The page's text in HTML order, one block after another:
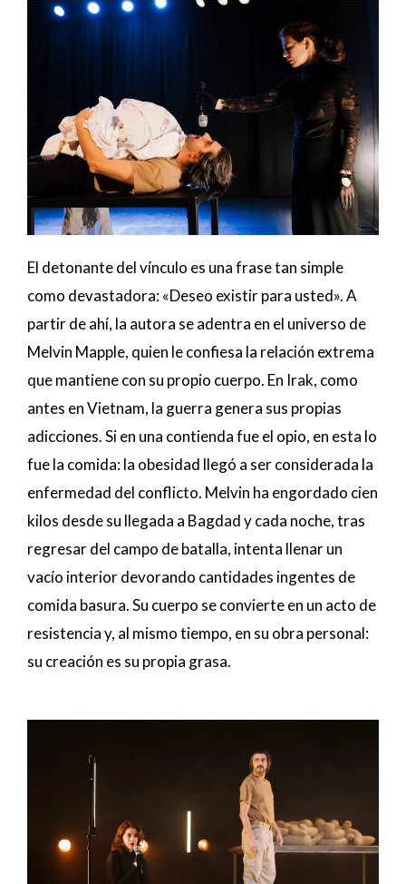
El detonante del vínculo es una frase tan simple
como devastadora: «Deseo existir para usted». A
partir de ahí, la autora se adentra en el universo de
Melvin Mapple, quien le confiesa la relación extrema
que mantiene con su propio cuerpo. En Irak, como
antes en Vietnam, la guerra genera sus propias
adicciones. Si en una contienda fue el opio, en esta lo
fue la comida: la obesidad llegó a ser considerada la
enfermedad del conflicto. Melvin ha engordado cien
kilos desde su llegada a Bagdad y cada noche, tras
regresar del campo de batalla, intenta llenar un
vacío interior devorando cantidades ingentes de
comida basura. Su cuerpo se convierte en un acto de
resistencia y, al mismo tiempo, en su obra personal:
su creación es su propia grasa.